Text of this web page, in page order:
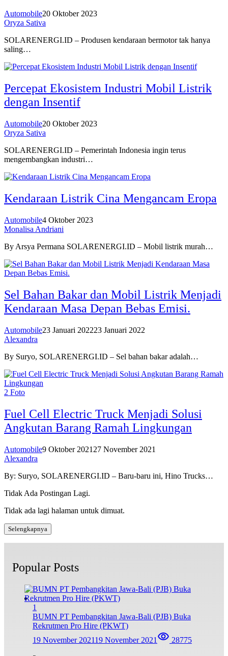
Automobile20 Oktober 2023
Oryza Sativa
SOLARENERGI.ID – Produsen kendaraan bermotor tak hanya
saling…
Percepat Ekosistem Industri Mobil Listrik
dengan Insentif
Automobile20 Oktober 2023
Oryza Sativa
SOLARENERGI.ID – Pemerintah Indonesia ingin terus
mengembangkan industri…
Kendaraan Listrik Cina Mengancam Eropa
Automobile4 Oktober 2023
Monalisa Andriani
By Arsya Permana SOLARENERGI.ID – Mobil listrik murah…
Sel Bahan Bakar dan Mobil Listrik Menjadi
Kendaraan Masa Depan Bebas Emisi.
Automobile23 Januari 202223 Januari 2022
Alexandra
By Suryo, SOLARENERGI.ID – Sel bahan bakar adalah…
2 Foto
Fuel Cell Electric Truck Menjadi Solusi
Angkutan Barang Ramah Lingkungan
Automobile9 Oktober 2021 27 November 2021
Alexandra
By: Suryo, SOLARENERGI.ID – Baru-baru ini, Hino Trucks…
Tidak Ada Postingan Lagi.
Tidak ada lagi halaman untuk dimuat.
Selengkapnya
Popular Posts
1
BUMN PT Pembangkitan Jawa-Bali (PJB) Buka
Rekrutmen Pro Hire (PKWT)
19 November 202119 November 2021 28775